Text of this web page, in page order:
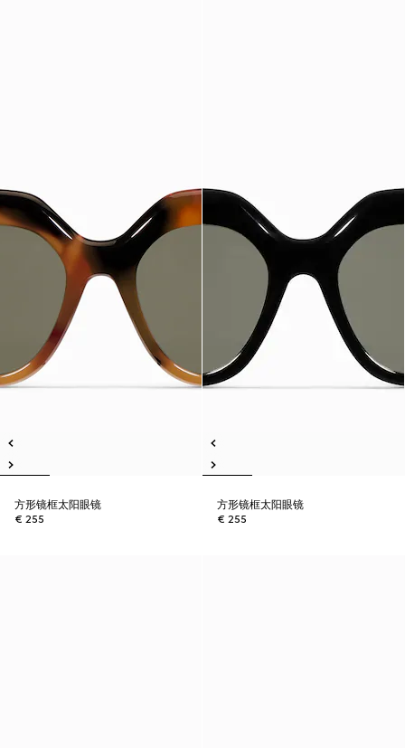
方形镜框太阳眼镜
€ 255
方形镜框太阳眼镜
€ 255